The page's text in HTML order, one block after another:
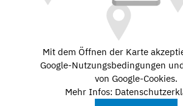
Mit dem Öffnen der Karte
Google-Nutzungsbedingungen
von Google-Cookies.
Mehr Infos: